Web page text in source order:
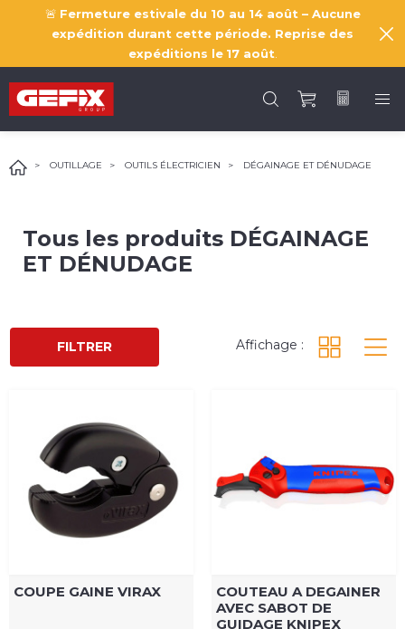
🚨 Fermeture estivale du 10 au 14 août – Aucune
expédition durant cette période. Reprise des
expéditions le 17 août
OUTILLAGE OUTILS ÉLECTRICIEN DÉGAINAGE ET DÉNUDAGE
Tous les produits DÉGAINAGE
ET DÉNUDAGE
FILTRER Affichage :
COUPE GAINE VIRAX
COUTEAU A DEGAINER
AVEC SABOT DE
GUIDAGE KNIPEX